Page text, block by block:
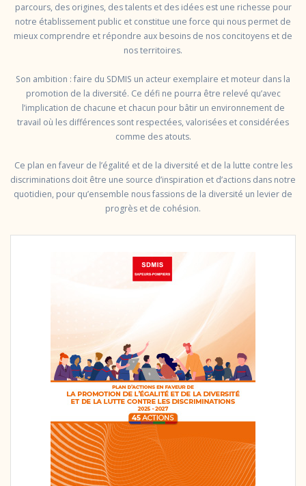
parcours, des origines, des talents et des idées est une richesse pour
notre établissement public et constitue une force qui nous permet de
mieux comprendre et répondre aux besoins de nos concitoyens et de
nos territoires.
Son ambition : faire du SDMIS un acteur exemplaire et moteur dans la
promotion de la diversité. Ce défi ne pourra être relevé qu’avec
l’implication de chacune et chacun pour bâtir un environnement de
travail où les différences sont respectées, valorisées et considérées
comme des atouts.
Ce plan en faveur de l’égalité et de la diversité et de la lutte contre les
discriminations doit être une source d’inspiration et d’actions dans notre
quotidien, pour qu’ensemble nous fassions de la diversité un levier de
progrès et de cohésion.